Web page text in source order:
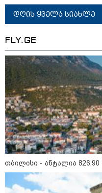
დღის ყველა სიახლე
FLY.GE
თბილისი - ანტალია